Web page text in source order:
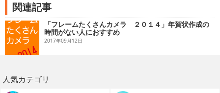
関連記事
「フレームたくさんカメラ ２０１４」年賀状作成の
時間がない人におすすめ
2017年09月12日
人気カテゴリ